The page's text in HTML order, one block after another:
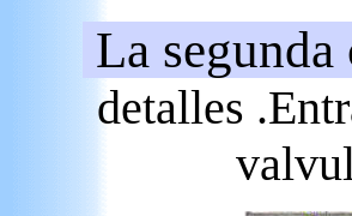
La segunda
detalles